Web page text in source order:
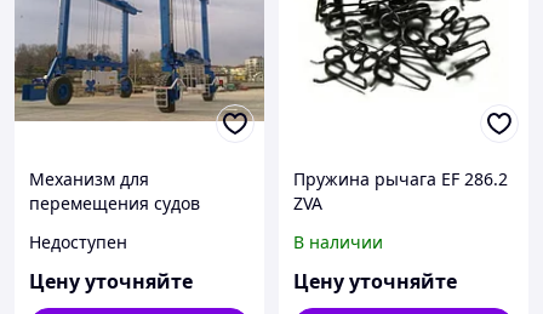
Механизм для
перемещения судов
Power
Недоступен
Цену уточняйте
Пружина рычага EF 286.2
ZVA
В наличии
Цену уточняйте